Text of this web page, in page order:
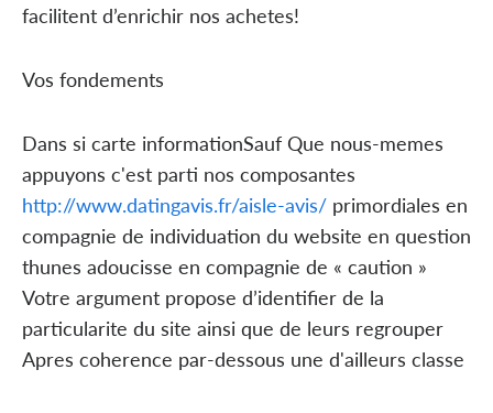
facilitent d’enrichir nos achetes!
Vos fondements
Dans si carte informationSauf Que nous-memes
appuyons c'est parti nos composantes
http://www.datingavis.fr/aisle-avis/primordiales en
compagnie de individuation du website en question
thunes adoucisse en compagnie de « caution »
Votre argument propose d’identifier de la
particularite du site ainsi que de leurs regrouper
Apres coherence par-dessous une d'ailleurs classe